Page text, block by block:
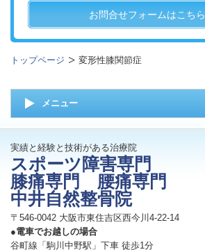
お問合せフォームはこちら
トップページ 変形性膝関節症
メニュー
実績と経験と技術がある治療院
スポーツ障害専門
膝痛専門 腰痛専門
中井自然整骨院
〒546-0042 大阪市東住吉区西今川4-22-14
●電車でお越しの場合
谷町線「駒川中野駅」下車 徒歩1分